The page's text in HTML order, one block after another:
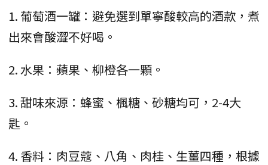
1. 葡萄酒一罐：避免選到單寧酸較高的酒款，煮
出來會酸澀不好喝。
2. 水果：蘋果、柳橙各一顆。
3. 甜味來源：蜂蜜、楓糖、砂糖均可，2-4大
匙。
4. 香料：肉豆蔻、八角、肉桂、生薑四種，根據